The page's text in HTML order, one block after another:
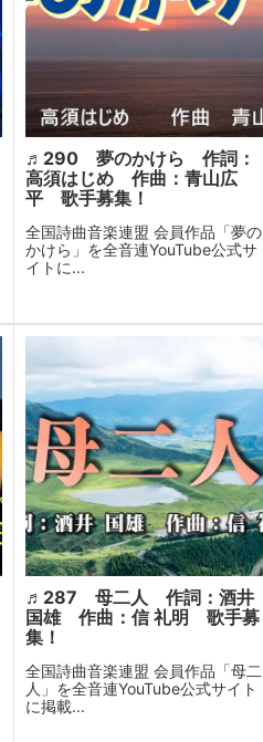
♬290 夢のかけら 作詞：
高須はじめ 作曲：青山広
平 歌手募集！
全国詩曲音楽連盟 会員作品「夢の
かけら」を全音連YouTube公式サ
イトに...
♬287 母二人 作詞：酒井
国雄 作曲：信 礼明 歌手募
集！
全国詩曲音楽連盟 会員作品「母二
人」を全音連YouTube公式サイト
に掲載...